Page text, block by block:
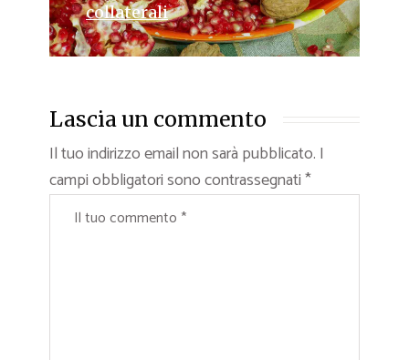
collaterali
Lascia un commento
Il tuo indirizzo email non sarà pubblicato. I
campi obbligatori sono contrassegnati*